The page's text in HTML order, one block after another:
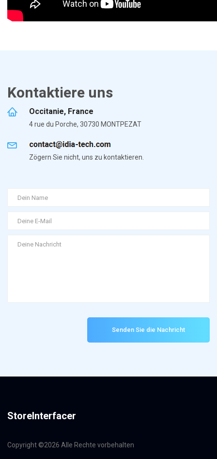
Kontaktiere uns
Occitanie, France
4 rue du Porche, 30730 MONTPEZAT
Zögern Sie nicht, uns zu kontaktieren.
Senden Sie die Nachricht
StoreInterfacer
Copyright ©2026 Alle Rechte vorbehalten